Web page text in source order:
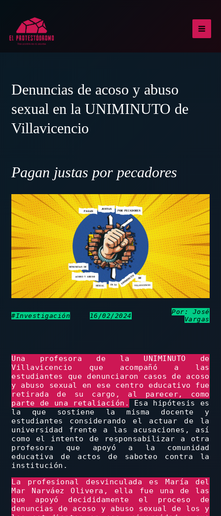
contenido
Denuncias de acoso y abuso
sexual en la UNIMINUTO de
Villavicencio
Pagan justas por pecadores
#Investigación 16/02/2024
Por: José
Vargas
Una profesora de la UNIMINUTO de
Villavicencio que acompañó a las
estudiantes que denunciaron casos de acoso
y abuso sexual en ese centro educativo fue
retirada de su cargo, al parecer, como
parte de una retaliación.
Esa hipótesis es
la que sostiene la misma docente y
estudiantes considerando el actuar de la
universidad frente a las acusaciones, así
como el intento de responsabilizar a otra
profesora que apoyó a la comunidad
educativa de actos de saboteo contra la
institución.
La profesional desvinculada es María del
Mar Narváez Olivera, ella fue una de las
que apoyó decididamente el proceso de
denuncias de acoso y abuso sexual de los y